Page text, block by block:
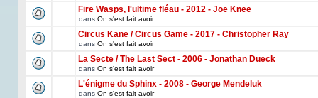
Fire Wasps, l'ultime fléau - 2012 - Joe Knee
dans On s'est fait avoir
Circus Kane / Circus Game - 2017 - Christopher Ray
dans On s'est fait avoir
La Secte / The Last Sect - 2006 - Jonathan Dueck
dans On s'est fait avoir
L'énigme du Sphinx - 2008 - George Mendeluk
dans On s'est fait avoir